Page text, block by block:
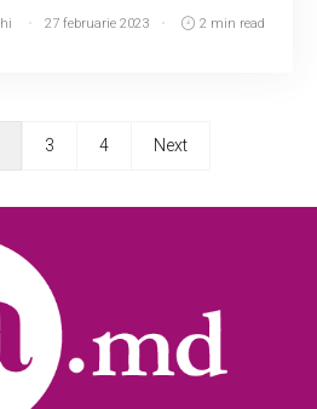
27 februarie 2023 2 min read
3 4 Next